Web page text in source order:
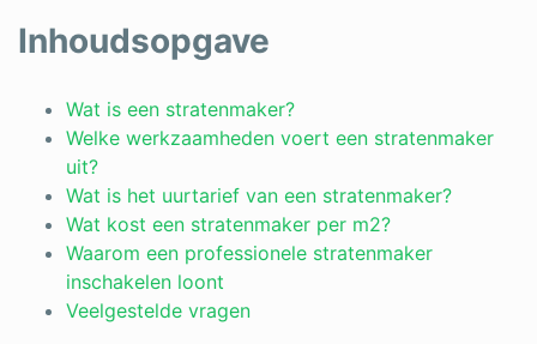
Log in
Inhoudsopgave
Wat is een stratenmaker?
Welke werkzaamheden voert een stratenmaker
uit?
Wat is het uurtarief van een stratenmaker?
Wat kost een stratenmaker per m2?
Waarom een professionele stratenmaker
inschakelen loont
Veelgestelde vragen